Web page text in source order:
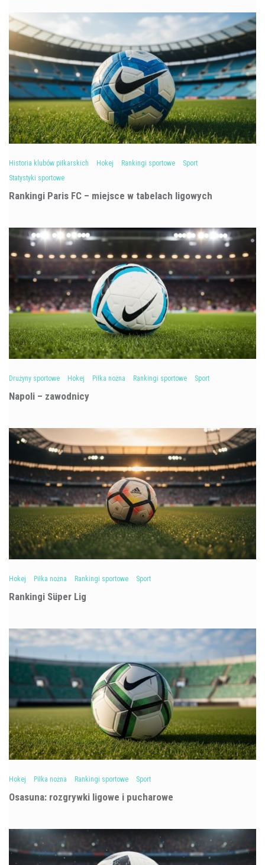
Historia klubów piłkarskich Hokej Rankingi sportowe
Sport
Statystyki sportowe
Rankingi Paris FC – miejsce w tabelach ligowych
Drużyny sportowe Hokej Piłka nożna Rankingi sportowe Sport
Napoli – zawodnicy
Hokej Piłka nożna Rankingi sportowe Sport
Rankingi Süper Lig
Hokej Piłka nożna Rankingi sportowe Sport
Osasuna: rozgrywki ligowe i pucharowe